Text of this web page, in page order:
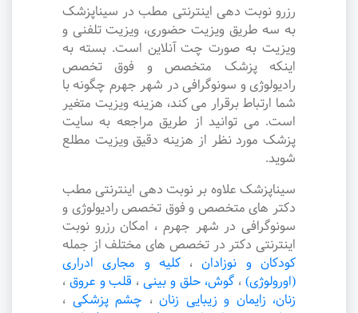
رزرو نوبت دهی اینترنتی مطب در سیناپزشک
به سه طریق ویزیت حضوری، ویزیت تلفنی و
ویزیت به صورت چت آنلاین است. بسته به
اینکه پزشک متخصص و فوق تخصص
رادیولوژی و سونوگرافی در شهر جهرم چگونه با
شما ارتباط برقرار می کند، هزینه ویزیت متغیر
است. می توانید از طریق مراجعه به سایت
پزشک مورد نظر از هزینه دقیق ویزیت مطلع
شوید.
سیناپزشک علاوه بر نوبت دهی اینترنتی مطب
دکتر های متخصص و فوق تخصص رادیولوژی و
سونوگرافی در شهر جهرم ، امکان رزرو نوبت
اینترنتی دکتر در تخصص های مختلف از جمله
کودکان و نوزادان ،کلیه و مجاری ادراری
(اورولوژی) ، گوش، حلق و بینی ، قلب و عروق ،
زنان، زایمان و زیبایی زنان ، چشم پزشکی ،